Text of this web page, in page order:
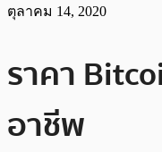
ตุลาคม 14, 2020
ราคา
อาชีพ